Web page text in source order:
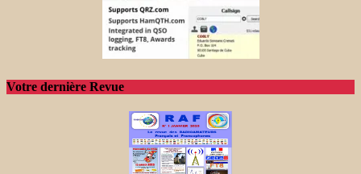
Votre dernière Revue